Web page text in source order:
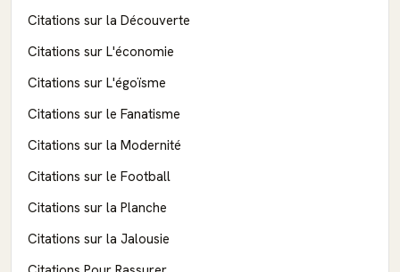
Citations sur la Découverte
Citations sur L'économie
Citations sur L'égoïsme
Citations sur le Fanatisme
Citations sur la Modernité
Citations sur le Football
Citations sur la Planche
Citations sur la Jalousie